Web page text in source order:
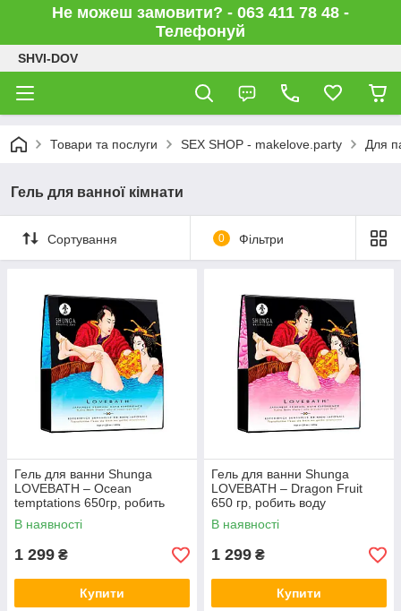
Не можеш замовити? - 063 411 78 48 -
Телефонуй
SHVI-DOV
Товари та послуги SEX SHOP - makelove.party Для
Гель для ванної кімнати
Сортування 0 Фільтри
Гель для ванни Shunga
LOVEBATH – Ocean
temptations 650гр, робить
воду ароматним желе зі SPA
ефектом
В наявності
1 299 ₴
Купити
Гель для ванни Shunga
LOVEBATH – Dragon Fruit
650 гр, робить воду
ароматним желе зі SPA
ефектом
В наявності
1 299 ₴
Купити